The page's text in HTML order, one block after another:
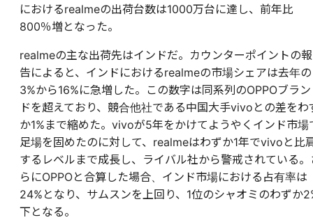
におけるrealmeの出荷台数は1000万台に達し、前年比
800％増となった。
realmeの主な出荷先はインドだ。カウンターポイントの報
告によると、インドにおけるrealmeの市場シェアは去年の
3%から16%に急増した。この数字は同系列のOPPOブラン
ドを超えており、競合他社である中国大手vivoとの差をわ
か1%まで縮めた。vivoが5年をかけてようやくインド市場
足場を固めたのに対して、realmeはわずか1年でvivoと比
するレベルまで成長し、ライバル社から警戒されている。
らにOPPOと合算した場合、インド市場における占有率は
24%となり、サムスンを上回り、1位のシャオミのわずか
下となる。